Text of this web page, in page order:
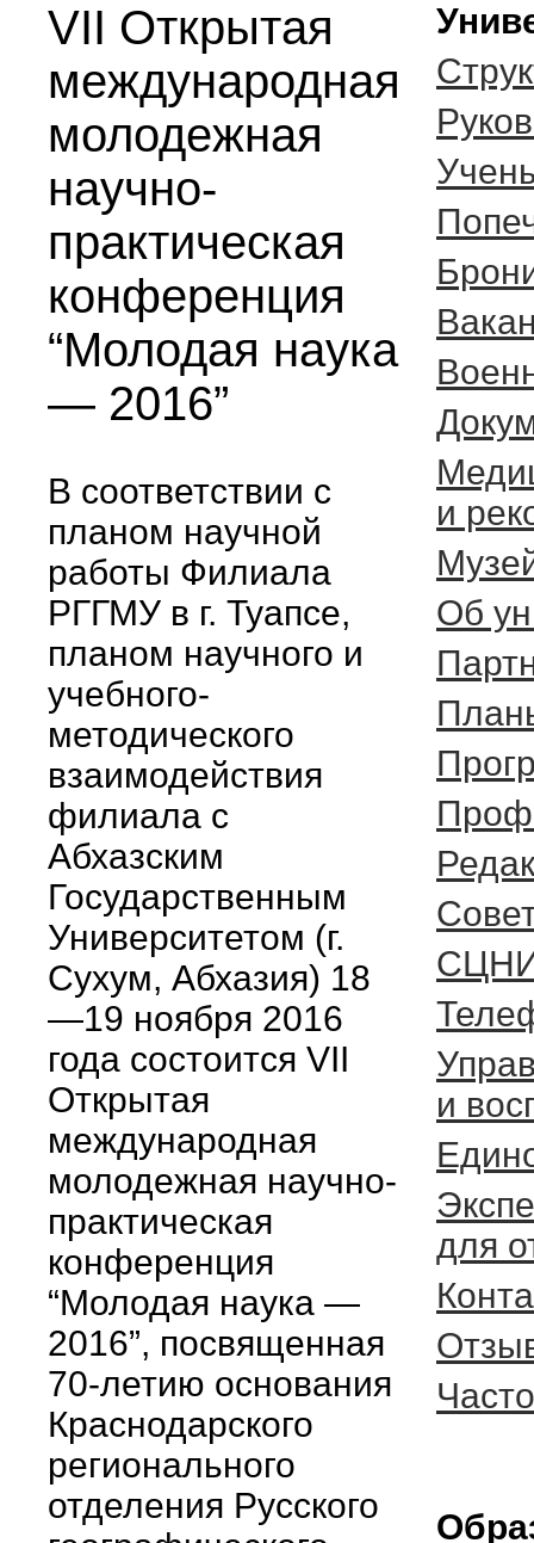
VII Открытая
международная
молодежная
научно-
практическая
конференция
“Молодая наука
— 2016”
В соответствии с
планом научной
работы Филиала
РГГМУ в г. Туапсе,
планом научного и
учебного-
методического
взаимодействия
филиала с
Абхазским
Государственным
Университетом (г.
Сухум, Абхазия) 18
—19 ноября 2016
года состоится VII
Открытая
международная
молодежная научно-
практическая
конференция
“Молодая наука —
2016”, посвященная
70-летию основания
Краснодарского
регионального
отделения Русского
и
Об
и
для